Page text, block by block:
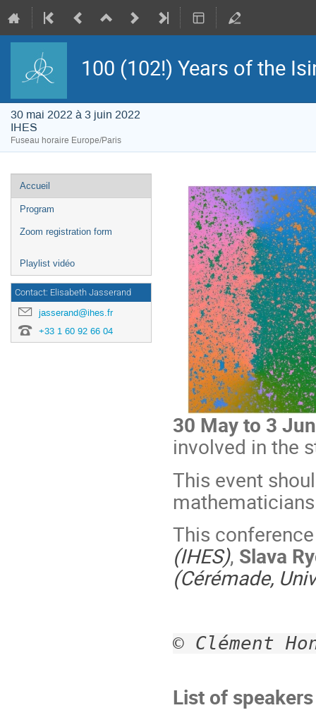
100 (102!) Years of the
30 mai 2022 à 3 juin 2022
IHES
Fuseau horaire Europe/Paris
de
l'événement
Accueil
Program
Zoom registration form
Playlist vidéo
Contact: Elisabeth Jasserand
jasserand@ihes.fr
+33 1 60 92 66 04
30 May to 3
involved in the
This event
This
(IHES), Slava
(Cérémade,
© Clément
List of